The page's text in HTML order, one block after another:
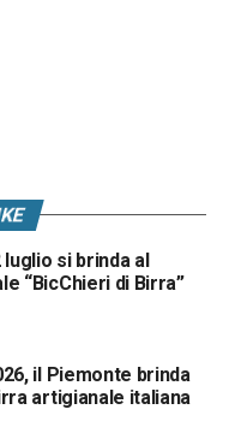
luglio si brinda al
“BicChieri di Birra”
il Piemonte brinda
artigianale italiana